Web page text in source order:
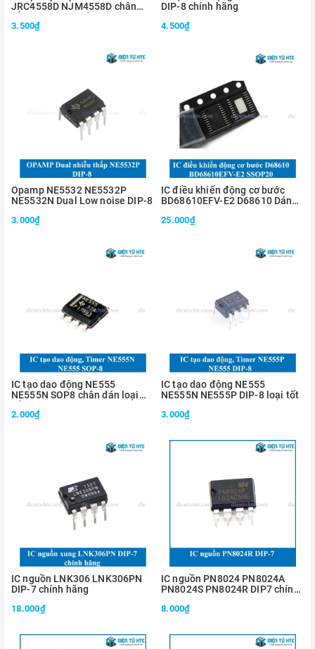
JRC4558D NJM4558D chân
3.500₫
DIP-8 chính hãng
4.500₫
Opamp NE5532 NE5532P
NE5532N Dual Low noise DIP-8
3.000₫
IC điều khiển động cơ bước
BD68610EFV-E2 D68610 Dán
25.000₫
IC tạo dao động NE555
NE555N SOP8 chân dán loại
2.000₫
IC tạo dao động NE555
NE555N NE555P DIP-8 loại tốt
3.000₫
IC nguồn LNK306 LNK306PN
DIP-7 chính hãng
18.000₫
IC nguồn PN8024 PN8024A
PN8024S PN8024R DIP7 chính
8.000₫